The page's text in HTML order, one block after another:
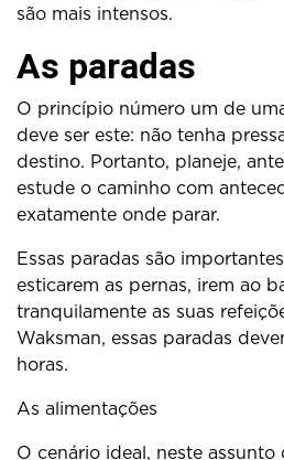
são mais intensos.
As paradas
O princípio número um de
deve ser este: não tenha
destino. Portanto, planeje,
estude o caminho com
exatamente onde parar.
Essas paradas são
esticarem as pernas, irem ao
tranquilamente as suas
Waksman, essas paradas
horas.
As alimentações
O cenário ideal, neste assunto